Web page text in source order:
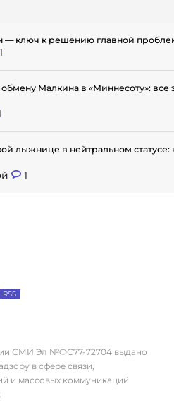
— ключ к решению главной
1
Малкина в «Миннесоту»: все
лыжнице в нейтральном статусе:
1
RSS
СМИ Эл №ФС77-72704 выдано
в сфере связи,
и массовых коммуникаций